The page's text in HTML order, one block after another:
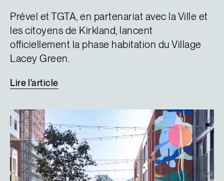
Prével et TGTA, en partenariat avec la Ville et
les citoyens de Kirkland, lancent
officiellement la phase habitation du Village
Lacey Green.
Lire l'article